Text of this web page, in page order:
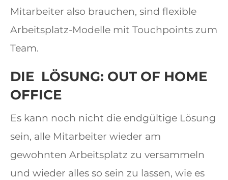
Mitarbeiter also brauchen, sind flexible
Arbeitsplatz-Modelle mit Touchpoints zum
Team.
DIE LÖSUNG: OUT OF HOME
OFFICE
Es kann noch nicht die endgültige Lösung
sein, alle Mitarbeiter wieder am
gewohnten Arbeitsplatz zu versammeln
und wieder alles so sein zu lassen, wie es